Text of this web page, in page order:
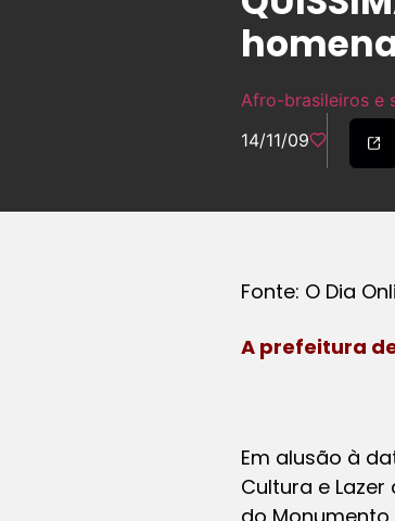
Afro-brasileiros e
14/11/09
Fonte: O Dia
A prefeitura
Em alusão à
Cultura e